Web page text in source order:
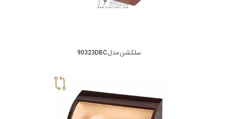
سلکشن مدل 90323DBC